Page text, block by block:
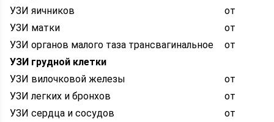
УЗИ яичников
от
УЗИ матки
от
УЗИ органов малого таза трансвагинальное
от
УЗИ грудной клетки
УЗИ вилочковой железы
от
УЗИ легких и бронхов
от
УЗИ сердца и сосудов
от